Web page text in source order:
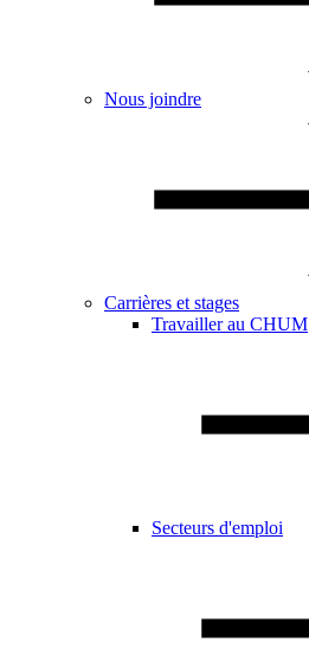
Nous joindre
Carrières et stages
Travailler au CHUM
Secteurs d'emploi